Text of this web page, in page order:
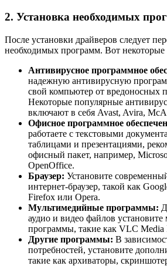
2. Установка необходимых
После установки драйверов следует
необходимых программ. Вот некоторые
Антивирусное программное
надежную антивирусную
свой компьютер от вредоносных
Некоторые популярные
включают в себя Avast, Avira,
Офисное программное
работаете с текстовыми
таблицами и презентациями,
офисный пакет, например,
OpenOffice.
Браузер: Установите
интернет-браузер, такой как
Firefox или Opera.
Мультимедийные программы:
аудио и видео файлов
программы, такие как VLC Media
Другие программы: В
потребностей, установите
такие как архиваторы,